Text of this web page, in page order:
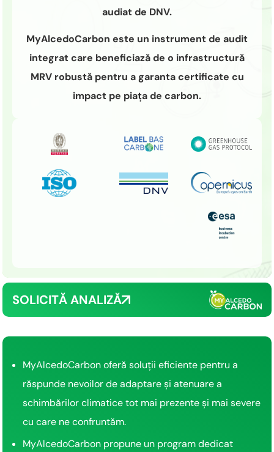
audiat de DNV.
MyAlcedoCarbon este un instrument de audit
integrat care beneficiază de o infrastructură
MRV robustă pentru a garanta certificate cu
impact pe piața de carbon.
SOLICITĂ ANALIZĂ
MyAlcedoCarbon oferă soluții eficiente pentru a
răspunde nevoilor de adaptare și atenuare a
schimbărilor climatice tot mai prezente și mai severe
cu care ne confruntăm.
MyAlcedoCarbon propune un program dedicat